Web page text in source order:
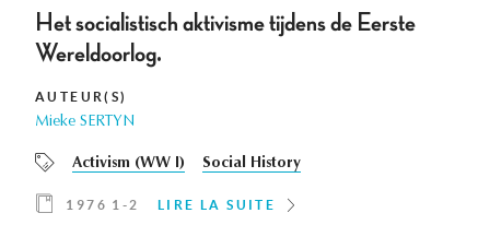
Het socialistisch aktivisme tijdens de Eerste
Wereldoorlog.
AUTEUR(S)
Mieke SERTYN
Activism (WW I) Social History
1976 1-2 LIRE LA SUITE